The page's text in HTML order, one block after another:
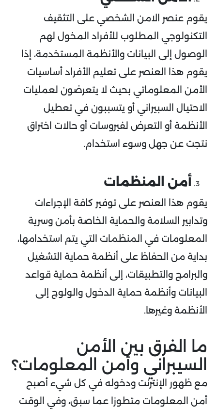
يقوم عنصر الامن الشخصي على التثقيف
التكنولوجي المطلوب للأفراد المخول لهم
الوصول إلى البيانات والأنظمة المستخدمة، إذا
يقوم هذا العنصر على تعليم الأفراد أساسيات
الأمن المعلوماتي بحيث لا يتعرضون لعمليات
الاحتيال السبيراني أو يتسببون في تعطيل
الأنظمة أو التعرض لفيروسات أو حالات اختراق
نتجت عن جهل وسوء استخدام.
أمن المنظمات
يقوم هذا العنصر على توفير كافة الإجراءات
وتدابير السلامة والحماية الخاصة بأمن وسرية
المعلومات في المنظمات التي يتم استخدامها،
بداية من الحفاظ على أنظمة حماية التشغيل
والبرامج والتطبيقات، إلى أنظمة حماية قواعد
البيانات وأنظمة حماية الدخول والولوج إلى
الأنظمة وغيرها.
ما الفرق بين الأمن
السيبراني وأمن المعلومات؟
مع ظهور الإنترنت ودخوله في كل شيء أصبح
أمن المعلومات متطورًا عما سبق، وفي الوقت